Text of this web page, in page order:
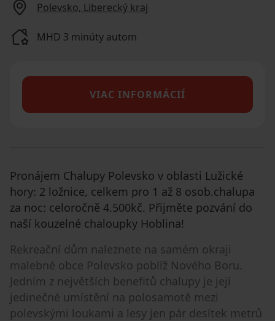
Polevsko, Liberecký kraj
MHD 3 minúty autom
VIAC INFORMÁCIÍ
Pronájem Chalupy Polevsko v oblasti Lužické
hory: 2 ložnice, celkem pro 1 až 8 osob.chalupa
za noc: celoročně 4.500kč. Přijměte pozvání do
naší kouzelné chaloupky Hoblina!
Rekreační dům naleznete na samém okraji
malebné obce Polevsko poblíž Nového Boru.
Jedním z největších benefitů chalupy je její
jedinečné umístění na polosamotě mezi
polevskými loukami a lesy jen pár desítek metrů